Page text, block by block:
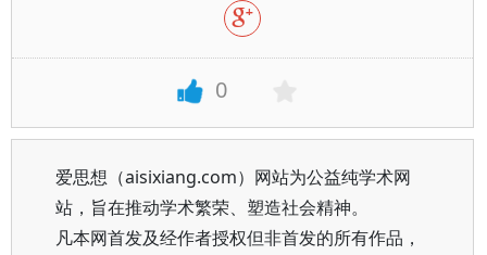
0
爱思想（aisixiang.com）网站为公益纯学术网
站，旨在推动学术繁荣、塑造社会精神。
凡本网首发及经作者授权但非首发的所有作品，